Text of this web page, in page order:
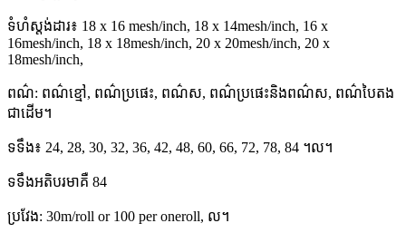
ទំហំស្តង់ដារ៖ 18 x 16 mesh/inch, 18 x 14mesh/inch, 16 x
16mesh/inch, 18 x 18mesh/inch, 20 x 20mesh/inch, 20 x
18mesh/inch,
ពណ៌: ពណ៌ខ្មៅ, ពណ៌ប្រផេះ, ពណ៌ស, ពណ៌ប្រផេះនិងពណ៌ស, ពណ៌បៃតង
ជាដើម។
ទទឹង៖ 24, 28, 30, 32, 36, 42, 48, 60, 66, 72, 78, 84 ។ល។
ទទឹងអតិបរមាគឺ 84
ប្រវែង: 30m/roll or 100 per oneroll, ល។